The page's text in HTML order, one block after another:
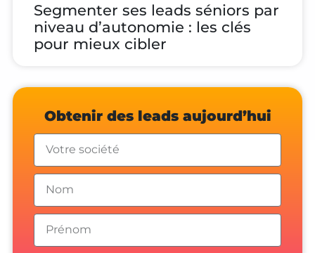
Segmenter ses leads séniors par
niveau d’autonomie : les clés
pour mieux cibler
Obtenir des leads aujourd’hui